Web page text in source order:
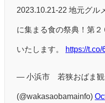
2023.10.21-22 地元グル
に集まる食の祭典！第
いたします。 https://t.co/
— 小浜市 若狭おばま観
(@wakasaobamainfo)